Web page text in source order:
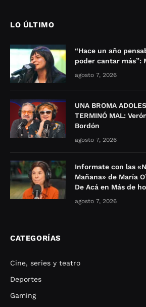
LO ÚLTIMO
“Hace un año
poder cantar más”:
agosto 7, 2026
UNA BROMA
TERMINÓ MAL:
Bordón
agosto 7, 2026
Informate con las
Mañana» de María
De Acá en Más de
agosto 7, 2026
CATEGORÍAS
Cine, series y teatro
Deportes
Gaming